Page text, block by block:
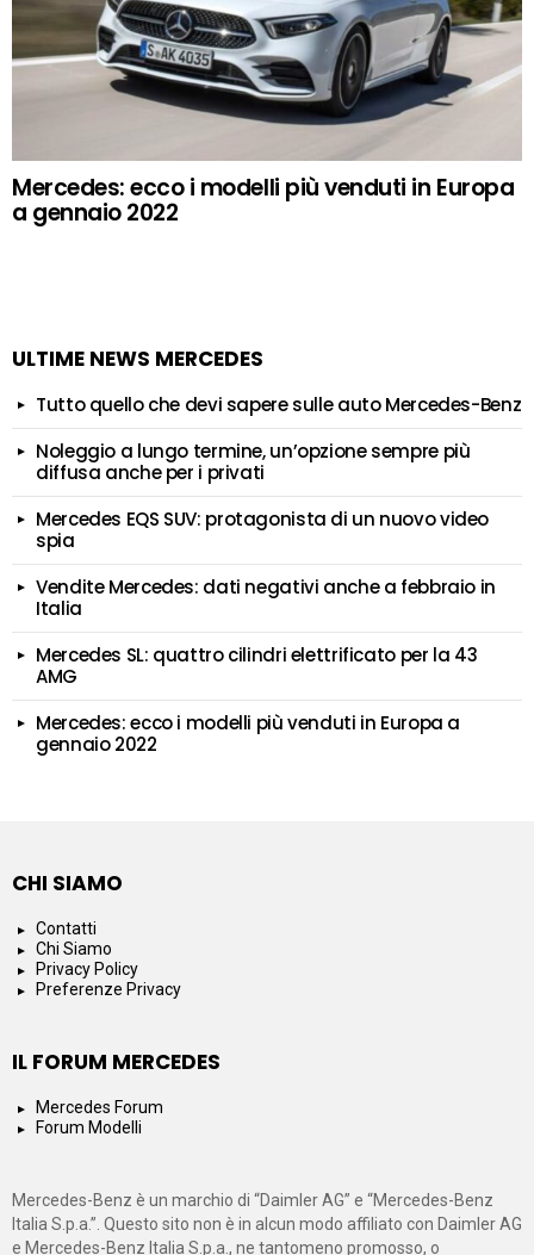
Mercedes: ecco i modelli più venduti in Europa
a gennaio 2022
ULTIME NEWS MERCEDES
Tutto quello che devi sapere sulle auto Mercedes-Benz
Noleggio a lungo termine, un’opzione sempre più
diffusa anche per i privati
Mercedes EQS SUV: protagonista di un nuovo video
spia
Vendite Mercedes: dati negativi anche a febbraio in
Italia
Mercedes SL: quattro cilindri elettrificato per la 43
AMG
Mercedes: ecco i modelli più venduti in Europa a
gennaio 2022
CHI SIAMO
Contatti
Chi Siamo
Privacy Policy
Preferenze Privacy
IL FORUM MERCEDES
Mercedes Forum
Forum Modelli
Mercedes-Benz è un marchio di “Daimler AG” e “Mercedes-Benz
Italia S.p.a.”. Questo sito non è in alcun modo affiliato con Daimler AG
e Mercedes-Benz Italia S.p.a., ne tantomeno promosso, o